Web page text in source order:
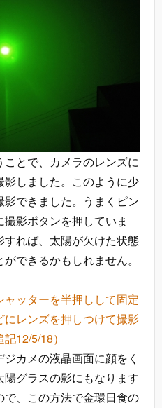
とで、カメラのレンズに
しました。このように少
できました。うまくピン
影ボタンを押していま
れば、太陽が欠けた状態
できるかもしれません。
ャッターを半押しして固定
にレンズを押しつけて撮影
12/5/18）
カメの液晶画面に顔をく
グラスの影にもなります
で、この方法で金環日食の